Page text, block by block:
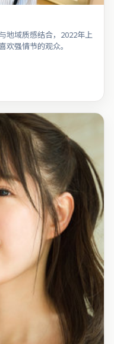
地域质感结合，2022年上
强情节的观众。